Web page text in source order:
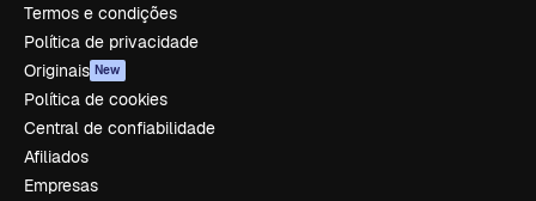
Termos e condições
Política de privacidade
Originais New
Política de cookies
Central de confiabilidade
Afiliados
Empresas